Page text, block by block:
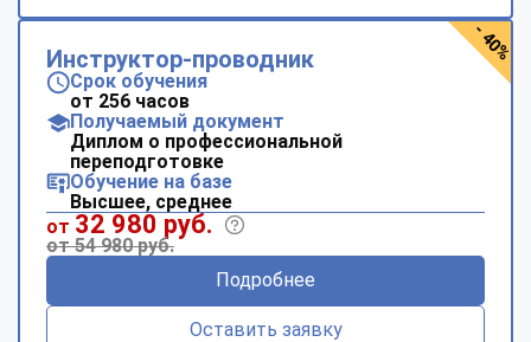
Инструктор-проводник
Срок обучения
от 256 часов
Получаемый документ
Диплом о профессиональной
переподготовке
Обучение на базе
Высшее, среднее
от 32 980 руб.
от 54 980 руб.
Подробнее
Оставить заявку
- 40%